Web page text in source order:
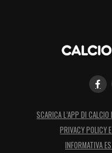
SCARICA L’APP DI
PRIVACY POLICY
INFORMATIVA